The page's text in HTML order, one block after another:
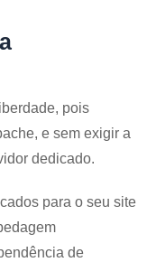
pois
e sem exigir a
dedicado.
para o seu site
de